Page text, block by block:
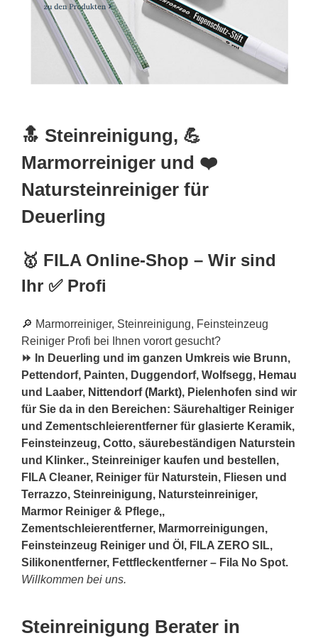
🔝 Steinreinigung, 💪
Marmorreiniger und ❤️
Natursteinreiniger für
Deuerling
🥇 FILA Online-Shop – Wir sind
Ihr ✅ Profi
🔎 Marmorreiniger, Steinreinigung, Feinsteinzeug
Reiniger Profi bei Ihnen vorort gesucht?
⏩ In Deuerling und im ganzen Umkreis wie Brunn,
Pettendorf, Painten, Duggendorf, Wolfsegg, Hemau
und Laaber, Nittendorf (Markt), Pielenhofen sind wir
für Sie da in den Bereichen: Säurehaltiger Reiniger
und Zementschleierentferner für glasierte Keramik,
Feinsteinzeug, Cotto, säurebeständigen Naturstein
und Klinker., Steinreiniger kaufen und bestellen,
FILA Cleaner, Reiniger für Naturstein, Fliesen und
Terrazzo, Steinreinigung, Natursteinreiniger,
Marmor Reiniger & Pflege,,
Zementschleierentferner, Marmorreinigungen,
Feinsteinzeug Reiniger und Öl, FILA ZERO SIL,
Silikonentferner, Fettfleckentferner – Fila No Spot.
Willkommen bei uns.
Steinreinigung Berater in